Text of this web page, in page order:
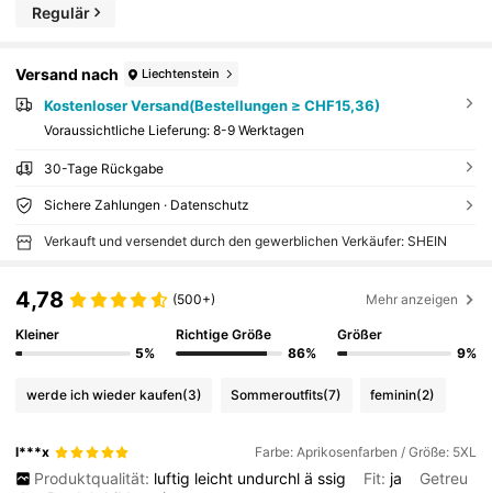
Regulär
Versand nach Liechtenstein
Kostenloser Versand(Bestellungen ≥ CHF15,36)
Voraussichtliche Lieferung: 8-9 Werktagen
30-Tage Rückgabe
Sichere Zahlungen · Datenschutz
Verkauft und versendet durch den gewerblichen Verkäufer: SHEIN
4,78 (500+) Mehr anzeigen
Kleiner
5%
Richtige Größe
86%
Größer
9%
werde ich wieder kaufen(3) Sommeroutfits(7) feminin(2)
l***x Farbe: Aprikosenfarben / Größe: 5XL
Produktqualität: luftig leicht undurchl ä ssig Fit: ja
Getreu